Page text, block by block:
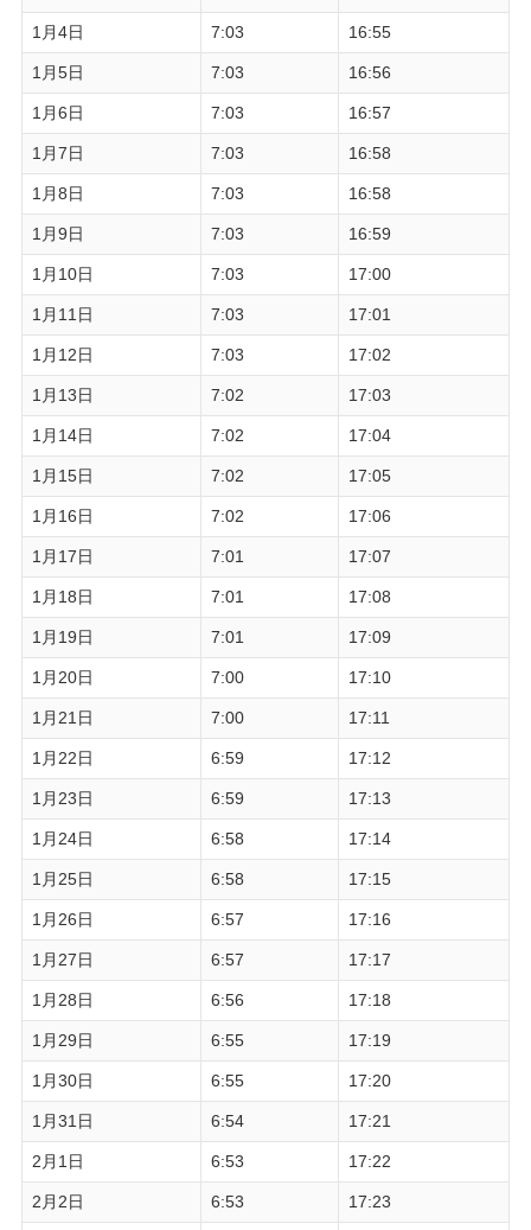
1月4日 7:03 16:55
1月5日 7:03 16:56
1月6日 7:03 16:57
1月7日 7:03 16:58
1月8日 7:03 16:58
1月9日 7:03 16:59
1月10日 7:03 17:00
1月11日 7:03 17:01
1月12日 7:03 17:02
1月13日 7:02 17:03
1月14日 7:02 17:04
1月15日 7:02 17:05
1月16日 7:02 17:06
1月17日 7:01 17:07
1月18日 7:01 17:08
1月19日 7:01 17:09
1月20日 7:00 17:10
1月21日 7:00 17:11
1月22日 6:59 17:12
1月23日 6:59 17:13
1月24日 6:58 17:14
1月25日 6:58 17:15
1月26日 6:57 17:16
1月27日 6:57 17:17
1月28日 6:56 17:18
1月29日 6:55 17:19
1月30日 6:55 17:20
1月31日 6:54 17:21
2月1日 6:53 17:22
2月2日 6:53 17:23